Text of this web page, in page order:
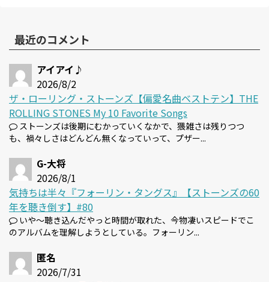
最近のコメント
アイアイ♪
2026/8/2
ザ・ローリング・ストーンズ【偏愛名曲ベストテン】THE
ROLLING STONES My 10 Favorite Songs
ストーンズは後期にむかっていくなかで、猥雑さは残りつつ
も、禍々しさはどんどん無くなっていって、プザー...
G-大将
2026/8/1
気持ちは半々『フォーリン・タングス』【ストーンズの60
年を聴き倒す】#80
いや～聴き込んだやっと時間が取れた、今物凄いスピードでこ
のアルバムを理解しようとしている。フォーリン...
匿名
2026/7/31